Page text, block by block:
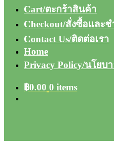
Cart/ตะกร้าสินค้า
Checkout/สั่งซื้อและช
Contact Us/ติดต่อเรา
Home
Privacy Policy/นโยบ
฿0.00 0 items